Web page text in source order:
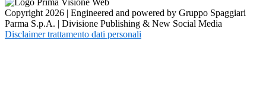
Copyright 2026 | Engineered and powered by Gruppo Spaggiari
Parma S.p.A. | Divisione Publishing & New Social Media
Disclaimer trattamento dati personali